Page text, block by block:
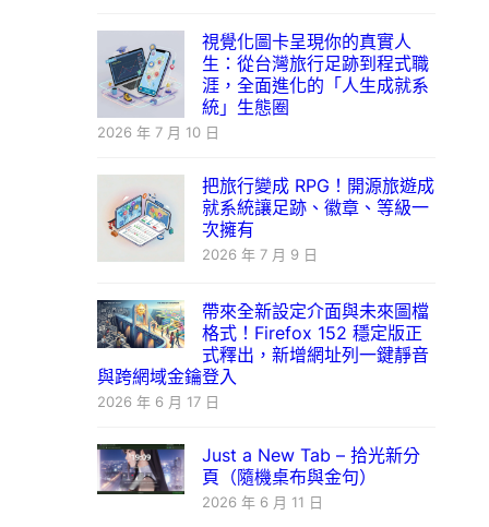
視覺化圖卡呈現你的真實人
生：從台灣旅行足跡到程式職
涯，全面進化的「人生成就系
統」生態圈
2026 年 7 月 10 日
把旅行變成 RPG！開源旅遊成
就系統讓足跡、徽章、等級一
次擁有
2026 年 7 月 9 日
帶來全新設定介面與未來圖檔
格式！Firefox 152 穩定版正
式釋出，新增網址列一鍵靜音
與跨網域金鑰登入
2026 年 6 月 17 日
Just a New Tab – 拾光新分
頁（隨機桌布與金句）
2026 年 6 月 11 日